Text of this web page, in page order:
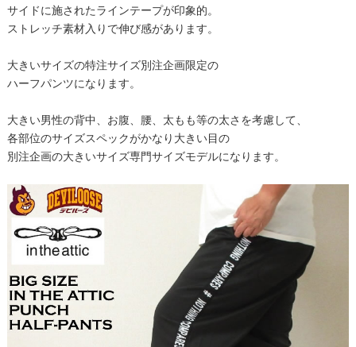
サイドに施されたラインテープが印象的。
ストレッチ素材入りで伸び感があります。
大きいサイズの特注サイズ別注企画限定の
ハーフパンツになります。
大きい男性の背中、お腹、腰、太もも等の太さを考慮して、
各部位のサイズスペックがかなり大きい目の
別注企画の大きいサイズ専門サイズモデルになります。